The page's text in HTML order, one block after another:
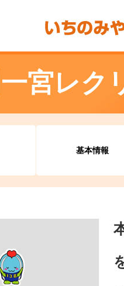
宮レク
基本情報